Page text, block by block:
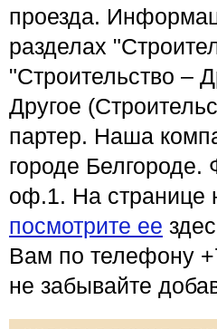
проезда.
разделах
"Строительство –
Другое
партер. Наша
городе Белгороде.
оф.1. На странице
посмотрите ее
Вам по телефону
не забывайте